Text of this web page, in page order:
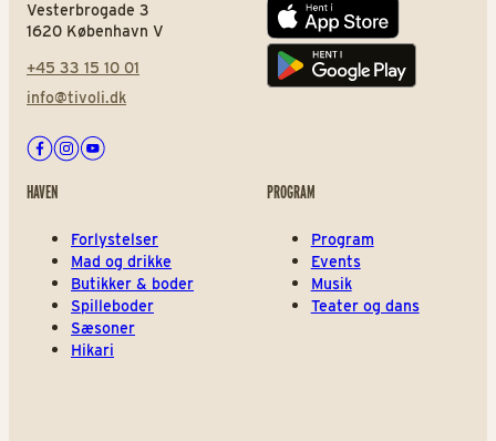
Vesterbrogade 3
1620 København V
+45 33 15 10 01
info@tivoli.dk
Facebook
Instagram
Youtube
App store
Play store
HAVEN
Forlystelser
Mad og drikke
Butikker & boder
Spilleboder
Sæsoner
Hikari
PROGRAM
Program
Events
Musik
Teater og dans